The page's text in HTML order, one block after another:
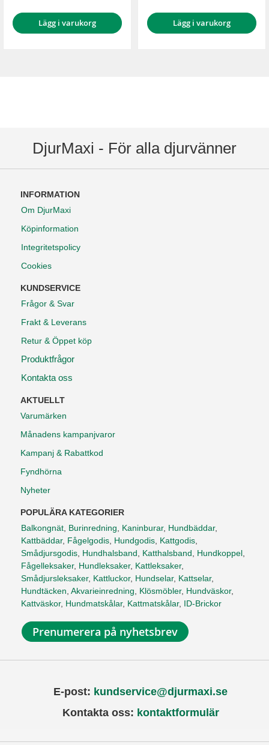
Lägg i varukorg Lägg i varukorg
DjurMaxi - För alla djurvänner
INFORMATION
Om DjurMaxi
Köpinformation
Integritetspolicy
Cookies
KUNDSERVICE
Frågor & Svar
Frakt & Leverans
Retur & Öppet köp
Produktfrågor
Kontakta oss
AKTUELLT
Varumärken
Månadens kampanjvaror
Kampanj & Rabattkod
Fyndhörna
Nyheter
POPULÄRA KATEGORIER
Balkongnät, Burinredning, Kaninburar, Hundbäddar,
Kattbäddar, Fågelgodis, Hundgodis, Kattgodis,
Smådjursgodis, Hundhalsband, Katthalsband, Hundkoppel,
Fågelleksaker, Hundleksaker, Kattleksaker,
Smådjursleksaker, Kattluckor, Hundselar, Kattselar,
Hundtäcken, Akvarieinredning, Klösmöbler, Hundväskor,
Kattväskor, Hundmatskålar, Kattmatskålar, ID-Brickor
Prenumerera på nyhetsbrev
E-post: kundservice@djurmaxi.se
Kontakta oss: kontaktformulär